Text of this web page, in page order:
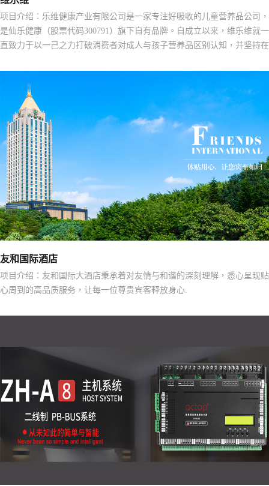
项目介绍：乐维健康产业有限公司是一家专注好吸收的儿童营养品公司，
是仙乐健康（股票代码300791）旗下自有品牌。自成立以来，维乐维就一
直致力于以一己之力打破消费者对成人与孩子营养品区别认知，并坚持在
友和国际酒店
项目介绍：友和国际大酒店秉承着对友情与和谐的深刻理解，悉心呈现贴
心周到的高品质服务，让每一位尊贵宾客释放身心.